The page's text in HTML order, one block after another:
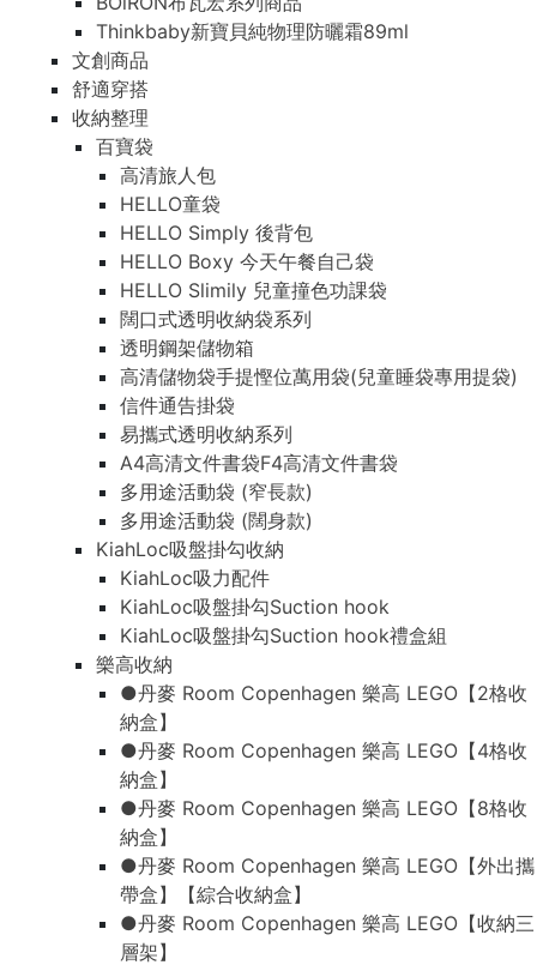
Thinkbaby新寶貝純物理防曬霜89ml
文創商品
舒適穿搭
收納整理
百寶袋
高清旅人包
HELLO童袋
HELLO Simply 後背包
HELLO Boxy 今天午餐自己袋
HELLO Slimily 兒童撞色功課袋
闊口式透明收納袋系列
透明鋼架儲物箱
高清儲物袋手提慳位萬用袋(兒童睡袋專用提袋)
信件通告掛袋
易攜式透明收納系列
A4高清文件書袋F4高清文件書袋
多用途活動袋 (窄長款)
多用途活動袋 (闊身款)
KiahLoc吸盤掛勾收納
KiahLoc吸力配件
KiahLoc吸盤掛勾Suction hook
KiahLoc吸盤掛勾Suction hook禮盒組
樂高收納
●丹麥 Room Copenhagen 樂高 LEGO【2格收
納盒】
●丹麥 Room Copenhagen 樂高 LEGO【4格收
納盒】
●丹麥 Room Copenhagen 樂高 LEGO【8格收
納盒】
●丹麥 Room Copenhagen 樂高 LEGO【外出攜
帶盒】【綜合收納盒】
●丹麥 Room Copenhagen 樂高 LEGO【收納三
層架】